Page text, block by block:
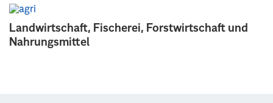
Landwirtschaft, Fischerei, Forstwirtschaft und
Nahrungsmittel